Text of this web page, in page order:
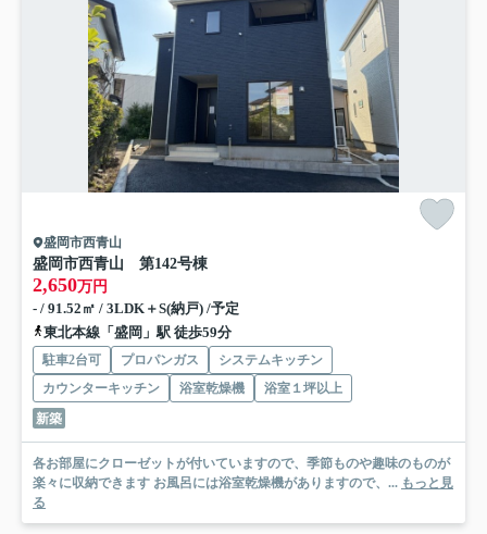
盛岡市西青山
盛岡市西青山 第142号棟
2,650万円
- / 91.52㎡ / 3LDK＋S(納戸) /予定
東北本線「盛岡」駅 徒歩59分
駐車2台可 プロパンガス
システムキッチン
カウンターキッチン
浴室乾燥機
浴室１坪以上
新築
各お部屋にクローゼットが付いていますので、季節ものや趣味のものが
楽々に収納できます お風呂には浴室乾燥機がありますので、... もっと見
る